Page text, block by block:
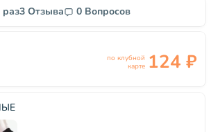
раз3 Отзыва 0 Вопросов
по клубной
карте 124 ₽